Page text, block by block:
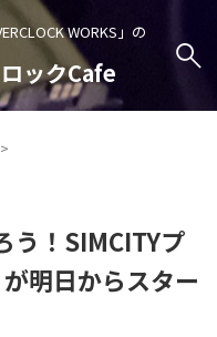
WORKS」の
ックCafe
>
う！SIMCITYプ
明日からスター